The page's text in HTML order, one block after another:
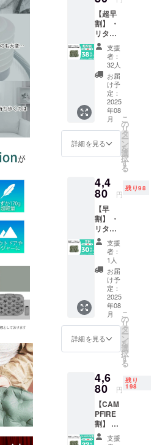
快適にする
ことが弊社
の理念で
す。
どうぞよろ
しくお願い
致します！
【超早
割】 ・
リター
ン内
容：3D
エアー
クッ
ション
(Inflata
cushion
) ×１
セット
・一般
販売予
定価
6,380円
※カ
ラー：
グリー
ン（グ
リーン
以外の
カラー
はプロ
ジェク
ト成功
後の販
売を目
標とし
ており
ます）
※リター
料込み
の金額
になり
ます。
※ご注文
状況、
使用部
支援
者：
32人
お届
け予
定：
2025
年08
月
詳細を見る
こ
の
リ
タ
ー
ン
を
選
択
す
る
4,4
80 円
残り98
【早
割】 ・
リター
ン内
容：3D
エアー
クッ
ション
(Inflata
cushion
) ×１
セット
・一般
販売予
定価
6,380円
※カ
ラー：
グリー
ン（グ
リーン
以外の
支援
者：
1人
お届
け予
定：
2025
年08
月
詳細を見る
こ
の
リ
タ
ー
ン
を
選
択
す
る
4,6
80 円
残り
198
【CAM
PFIRE
割】 ・
リター
支援